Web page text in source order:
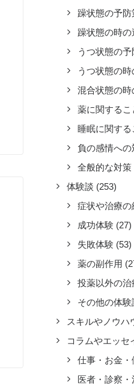
躁状態の予防
躁状態の時
うつ状態の予
うつ状態の
混合状態の
薬に関するこ
睡眠に関する
負の感情への
全般的な対策
体験談 (253)
症状や治療の
成功体験 (27)
失敗体験 (53)
薬の副作用
投薬以外の治
その他の体験
スキルやノウハ
コラムやエッセ
仕事・お金・
医者・診察・